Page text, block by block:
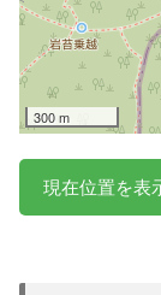
300 m
現在位置を表